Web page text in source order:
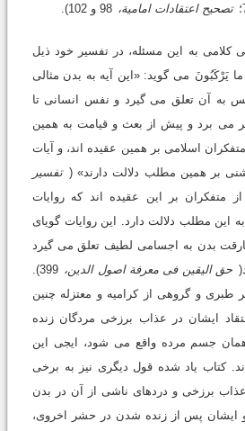
تصحیح اعتقادات امامیة،
کلامى به این مسئله، در تفسیر خود ذیل
یَرْکَبُونَ مى گوید: «این آیه به بدن مثالى
به آن تعلق مى گیرد و نفس انسانى تا
مى برد و پیش از بعث و قیامت به همین
اسلامى بر همین عقیده اند، و آیات
بر همین مطلب دلالت دارند» ( تفسیر
از متفکران بر این عقیده اند که روایات
این مطلب دلالت دارد. این روایات گویاى
بدن به اجسامى لطیف تعلق مى گیرد
حق الیقین فى معرفة اصول الدین، 399).
طبرى و گروهى از کرامیه و معتزله چنین
ایشان در عذاب برزخى مردگان زنده
جسم مرده واقع مى شود، ایجى این
کتاب یاد شده قول دیگرى نیز به برخى
برزخى و دردهاى ناشى از آن در بدن
ایشان پس از زنده شدن در حشر اخروى،